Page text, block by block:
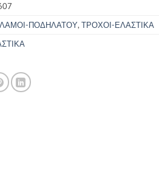
είναι:
3.80 €.ΠΟΔΗΛΑΤΟΥ, ΤΡΟΧΟΙ-ΕΛΑΣΤΙΚΑ